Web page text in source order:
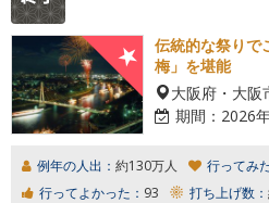
伝統的な祭りで
梅」を堪能
大阪府・大阪
期間： 2026
例年の人出： 約130万人 行ってみ
行ってよかった： 93 打ち上げ数：